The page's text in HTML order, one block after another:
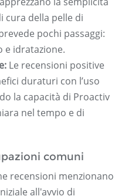
cura della pelle di
pochi passaggi:
idratazione.
Le recensioni positive
duraturi con l’uso
la capacità di Proactiv
nel tempo e di
comuni
recensioni menzionano
all'avvio di